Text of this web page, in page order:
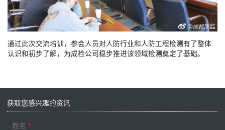
通过此次交流培训，参会人员对人防行业和人防工程检测有了整体
认识和初步了解，为成检公司稳步推进该领域检测奠定了基础。
获取您感兴趣的资讯
姓名